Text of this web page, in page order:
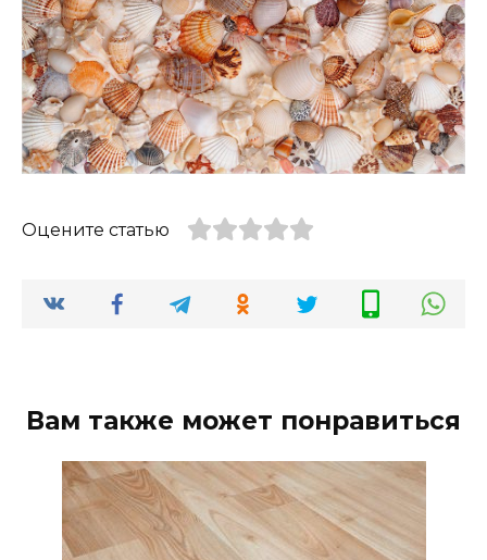
Оцените статью
Вам также может понравиться